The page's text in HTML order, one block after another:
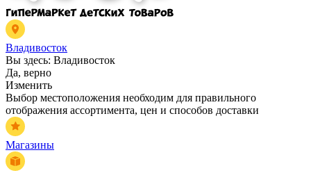
Владивосток
Вы здесь: Владивосток
Да, верно
Изменить
Выбор местоположения необходим для правильного
отображения ассортимента, цен и способов доставки
Магазины